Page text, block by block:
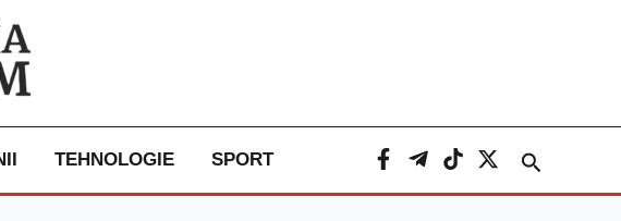
TEHNOLOGIE SPORT Caută